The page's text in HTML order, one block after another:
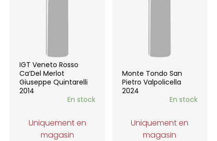
IGT Veneto Rosso
Ca’Del Merlot
Giuseppe Quintarelli
2014
En stock
Uniquement en
magasin
Monte Tondo San
Pietro Valpolicella
2024
En stock
Uniquement en
magasin